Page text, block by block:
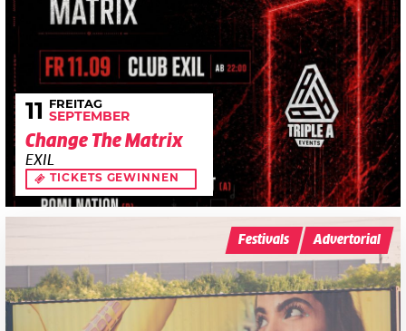
11 FREITAG
SEPTEMBER
Change The Matrix
EXIL
TICKETS GEWINNEN
Festivals Advertorial